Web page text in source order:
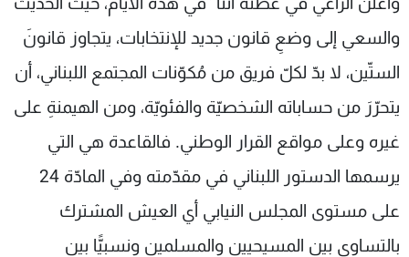
والسعي إلى وضعِ قانون جديد للإنتخابات، يتجاوز قانونَ
الستّين، لا بدّ لكلّ فريق من مُكوّنات المجتمع اللبناني، أن
يتحرّرَ من حساباته الشخصيّة والفئويّة، ومن الهيمنةِ على
غيره وعلى مواقع القرار الوطني. فالقاعدة هي التي
يرسمها الدستور اللبناني في مقدّمته وفي المادّة 24
على مستوى المجلس النيابي أي العيش المشترك
بالتساوي بين المسيحيين والمسلمين ونسبيًّا بين